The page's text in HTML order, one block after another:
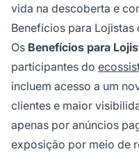
vida na descoberta e
Benefícios para
Os Benefícios para
participantes do
incluem acesso a um
clientes e maior
apenas por anúncios
exposição por meio de